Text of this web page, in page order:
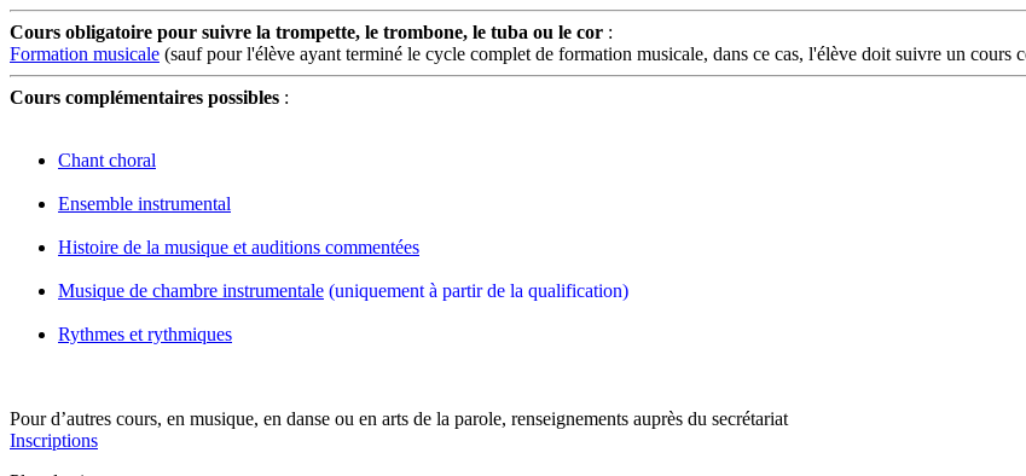
Cours obligatoire pour suivre la trompette, le trombone, le tuba ou le cor :
Formation musicale (sauf pour l'élève ayant terminé le cycle complet de formation musicale, dans ce cas, l'élève doit suivre un cours
Cours complémentaires possibles :
Chant choral
Ensemble instrumental
Histoire de la musique et auditions commentées
Musique de chambre instrumentale (uniquement à partir de la qualification)
Rythmes et rythmiques
Pour d’autres cours, en musique, en danse ou en arts de la parole, renseignements auprès du secrétariat
Inscriptions